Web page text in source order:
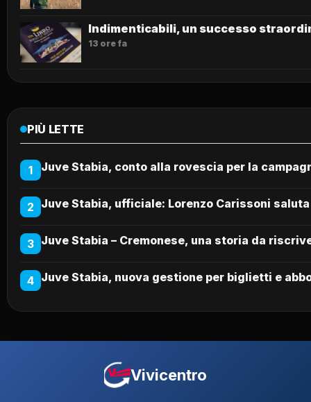
Indimenticabili, un successo
13 ore fa
PIÙ LETTE
1 Juve Stabia, conto alla rovescia per la
2 Juve Stabia, ufficiale: Lorenzo Carissoni
3 Juve Stabia – Cremonese, una storia da
4 Juve Stabia, nuova gestione per biglietti e
Vivicentro